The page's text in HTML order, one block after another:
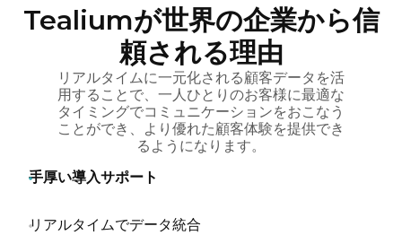
Tealiumが世界の企業から信
頼される理由
リアルタイムに一元化される顧客データを活
用することで、一人ひとりのお客様に最適な
タイミングでコミュニケーションをおこなう
ことができ、より優れた顧客体験を提供でき
るようになります。
手厚い導入サポート
リアルタイムでデータ統合